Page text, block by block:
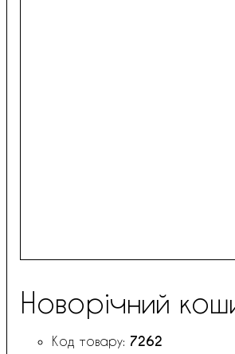
Новорічний
7262